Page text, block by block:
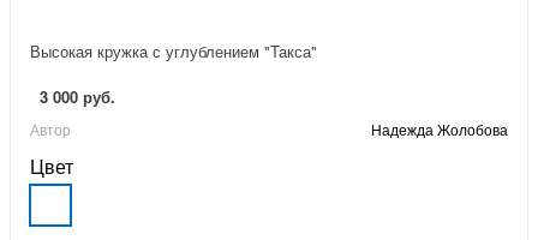
Высокая кружка с углублением "Такса"
3 000 руб.
Автор Надежда Жолобова
Цвет